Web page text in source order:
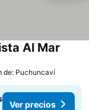
Al Mar
de: Puchuncaví
Ver precios